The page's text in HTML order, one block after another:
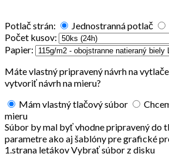
Potlač strán: Jednostranná potlač
Počet kusov:
Papier:
Máte vlastný pripravený návrh na
vytvoriť návrh na mieru?
Mám vlastný tlačový súbor
mieru
Súbor by mal byť vhodne pripravený do
parametre ako aj šablóny pre grafické
1.strana letákovVybrať súbor z disku